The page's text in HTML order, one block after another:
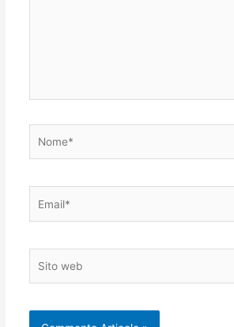
web